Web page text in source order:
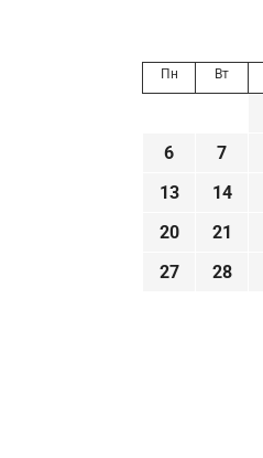
Пн Вт
6
7
13
14
20
21
27
28